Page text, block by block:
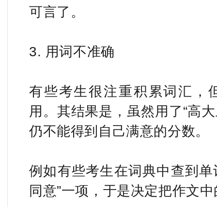
可言了。
3. 用词不准确
有些考生很注重积累词汇，
用。其结果是，虽然用了“高
仍不能得到自己满意的分数。
例如有些考生在词典中查到
同意”一项，于是决定把作文